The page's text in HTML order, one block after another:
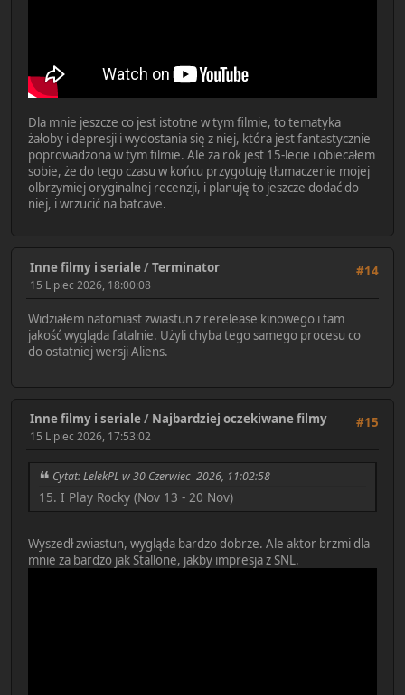
Dla mnie jeszcze co jest istotne w tym filmie, to tematyka
żałoby i depresji i wydostania się z niej, która jest fantastycznie
poprowadzona w tym filmie. Ale za rok jest 15-lecie i obiecałem
sobie, że do tego czasu w końcu przygotuję tłumaczenie mojej
olbrzymiej oryginalnej recenzji, i planuję to jeszcze dodać do
niej, i wrzucić na batcave.
#14
Inne filmy i seriale/Terminator
15 Lipiec 2026, 18:00:08
Widziałem natomiast zwiastun z rerelease kinowego i tam
jakość wygląda fatalnie. Użyli chyba tego samego procesu co
do ostatniej wersji Aliens.
#15
Inne filmy i seriale/ Najbardziej oczekiwane filmy
15 Lipiec 2026, 17:53:02
Cytat: LelekPL w 30 Czerwiec 2026, 11:02:58
15. I Play Rocky (Nov 13 - 20 Nov)
Wyszedł zwiastun, wygląda bardzo dobrze. Ale aktor brzmi dla
mnie za bardzo jak Stallone, jakby impresja z SNL.